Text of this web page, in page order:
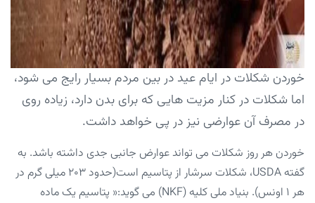
خوردن شکلات در ایام عید در بین مردم بسیار رایج می شود،
اما شکلات در کنار مزیت هایی که برای بدن دارد، زیاده روی
در مصرف آن عوارضی نیز در پی خواهد داشت.
خوردن هر روز شکلات می تواند عوارض جانبی جدی داشته باشد. به
گفته USDA، شکلات سرشار از پتاسیم است(حدود ۲۰۳ میلی گرم در
هر ۱ اونس). بنیاد ملی کلیه (NKF) می گوید:« پتاسیم یک ماده